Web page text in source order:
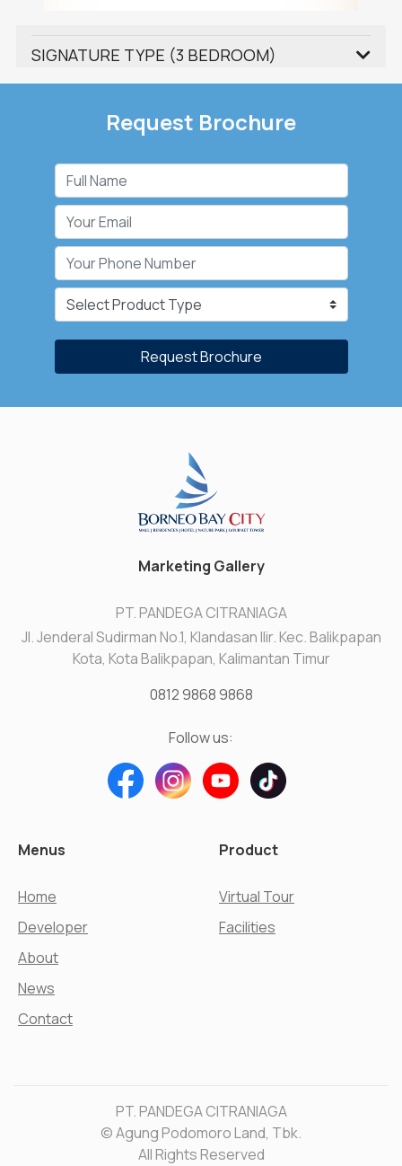
SIGNATURE TYPE (3 BEDROOM)
Request Brochure
Request Brochure
Marketing Gallery
PT. PANDEGA CITRANIAGA
Jl. Jenderal Sudirman No.1, Klandasan Ilir. Kec. Balikpapan
Kota, Kota Balikpapan, Kalimantan Timur
0812 9868 9868
Follow us:
Menus
Home
Developer
About
News
Contact
Product
Virtual Tour
Facilities
PT. PANDEGA CITRANIAGA
© Agung Podomoro Land, Tbk.
All Rights Reserved